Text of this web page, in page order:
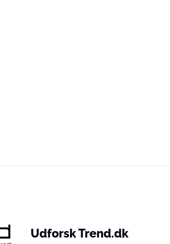
Udforsk Trend.dk